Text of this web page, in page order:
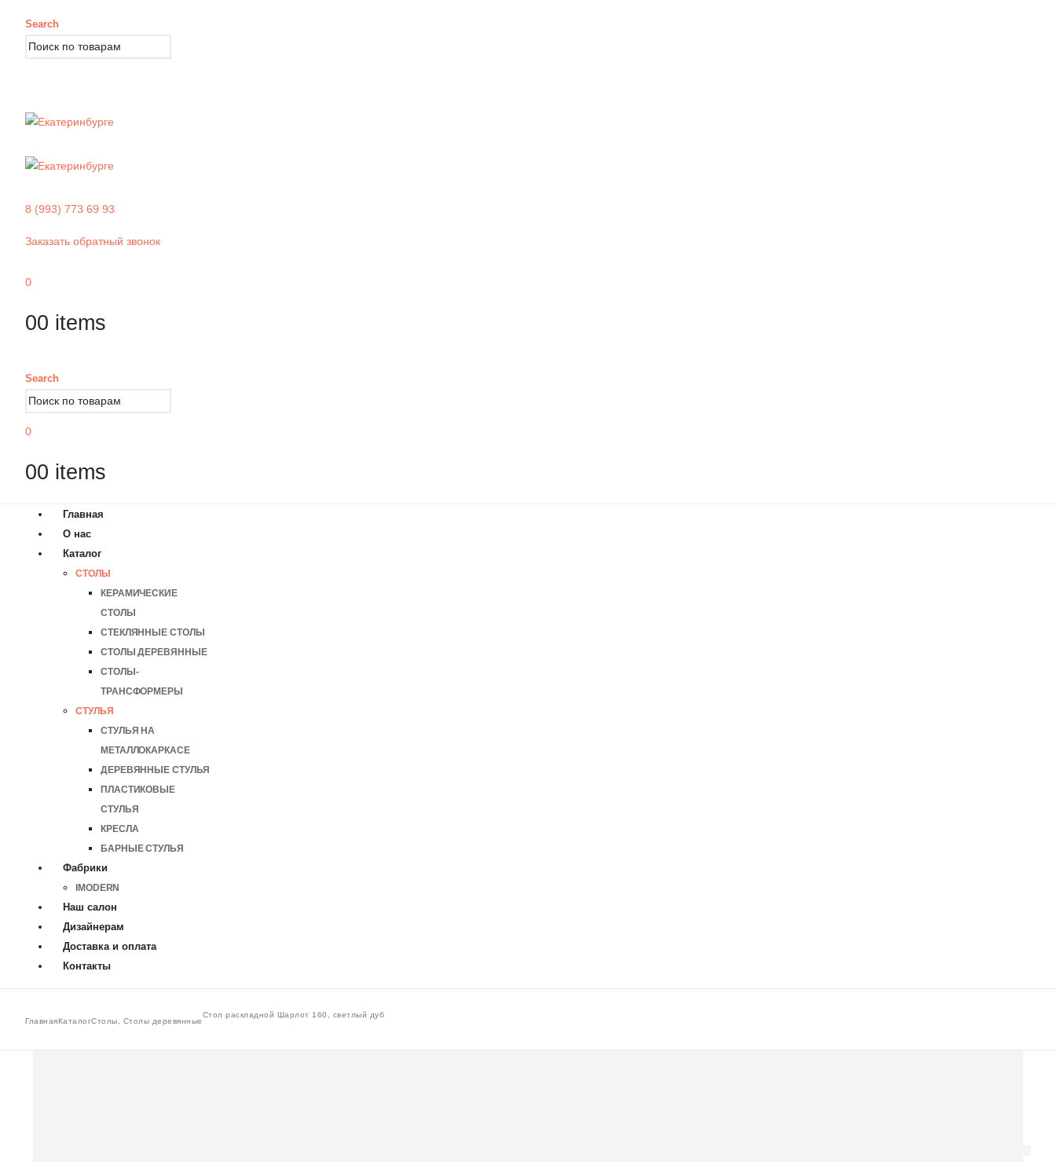
Search
8 (993) 773 69 93
Заказать обратный звонок
0
00 items
Search
0
00 items
Главная
О нас
Каталог
СТОЛЫ
КЕРАМИЧЕСКИЕ
СТОЛЫ
СТЕКЛЯННЫЕ СТОЛЫ
СТОЛЫ ДЕРЕВЯННЫЕ
СТОЛЫ-
ТРАНСФОРМЕРЫ
СТУЛЬЯ
СТУЛЬЯ НА
МЕТАЛЛОКАРКАСЕ
ДЕРЕВЯННЫЕ СТУЛЬЯ
ПЛАСТИКОВЫЕ
СТУЛЬЯ
КРЕСЛА
БАРНЫЕ СТУЛЬЯ
Фабрики
IMODERN
Наш салон
Дизайнерам
Доставка и оплата
Контакты
ГлавнаяКаталогСтолы Столы деревянные
Стол раскладной Шарлот 160, светлый дуб